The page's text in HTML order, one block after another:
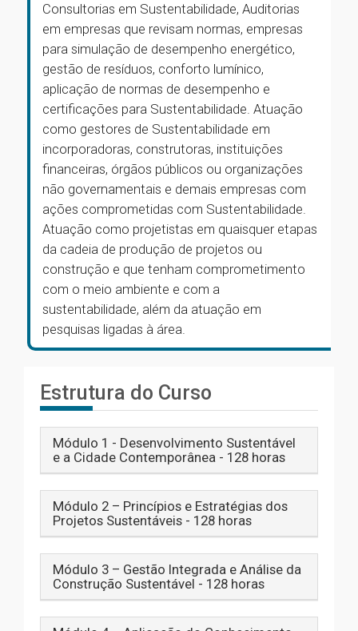
Consultorias em Sustentabilidade, Auditorias
em empresas que revisam normas, empresas
para simulação de desempenho energético,
gestão de resíduos, conforto lumínico,
aplicação de normas de desempenho e
certificações para Sustentabilidade. Atuação
como gestores de Sustentabilidade em
incorporadoras, construtoras, instituições
financeiras, órgãos públicos ou organizações
não governamentais e demais empresas com
ações comprometidas com Sustentabilidade.
Atuação como projetistas em quaisquer etapas
da cadeia de produção de projetos ou
construção e que tenham comprometimento
com o meio ambiente e com a
sustentabilidade, além da atuação em
pesquisas ligadas à área.
Estrutura do Curso
Módulo 1 - Desenvolvimento Sustentável
e a Cidade Contemporânea - 128 horas
Módulo 2 – Princípios e Estratégias dos
Projetos Sustentáveis - 128 horas
Módulo 3 – Gestão Integrada e Análise da
Construção Sustentável - 128 horas